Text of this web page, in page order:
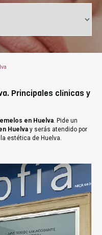
Principales clínicas y
en Huelva. Pide un
Huelva y serás atendido por
estética de Huelva.